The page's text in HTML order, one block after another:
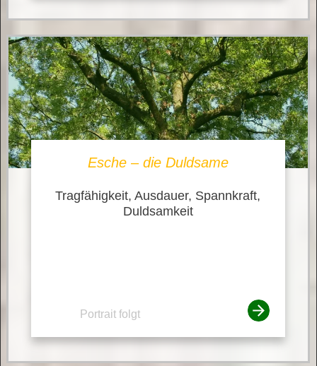
Esche – die Duldsame
Tragfähigkeit, Ausdauer, Spannkraft,
Duldsamkeit
Portrait folgt